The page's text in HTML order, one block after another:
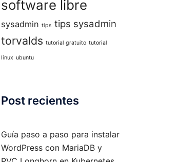
software libre
sysadmin tips tips sysadmin
torvalds tutorial gratuito tutorial
linux ubuntu
Post recientes
Guía paso a paso para instalar
WordPress con MariaDB y